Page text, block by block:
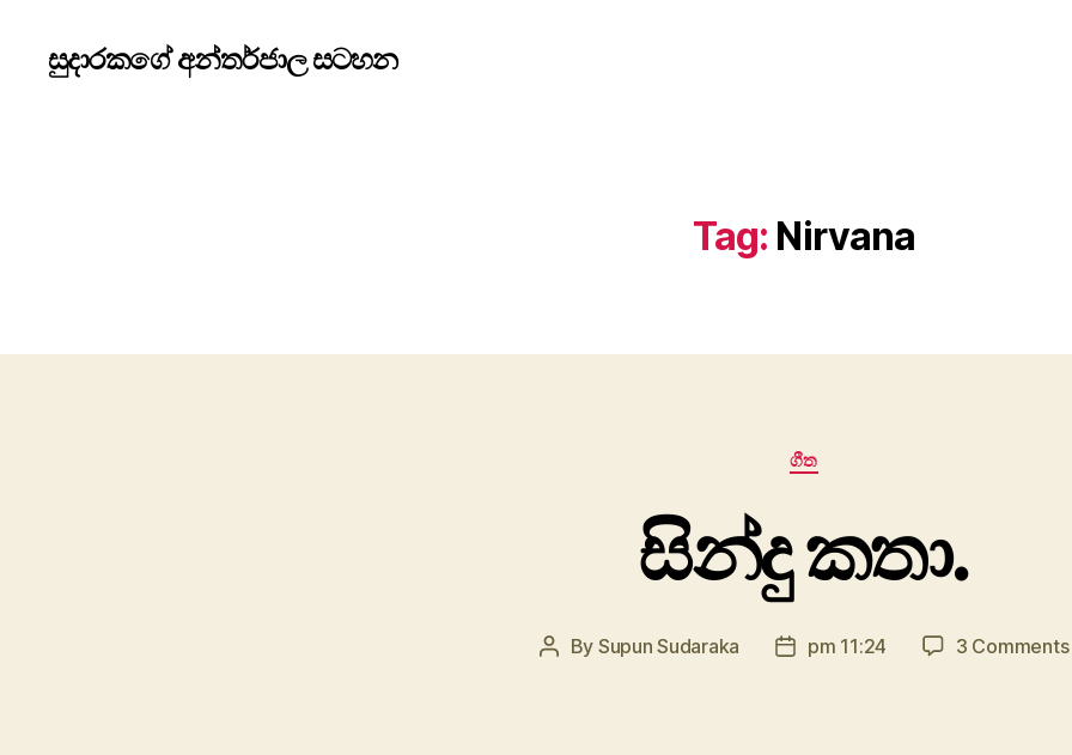
සුදාරකගේ අන්තර්ජාල සටහන
Tag: Nirvana
ගීත
සින්දු කතා.
Post
By Supun Sudaraka
Postpm 11:24 3 Comments